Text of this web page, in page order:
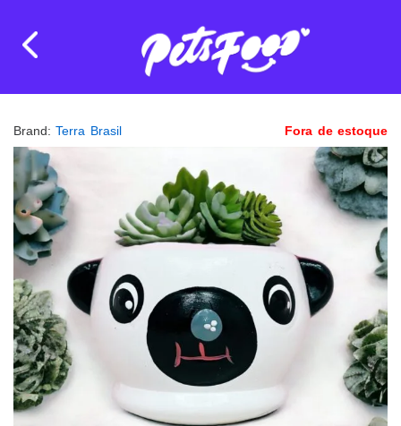
Brand:Terra Brasil Fora de estoque